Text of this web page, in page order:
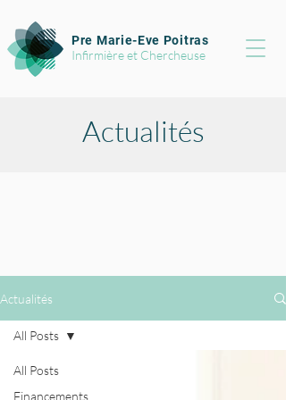
Pre Marie-Eve Poitras
Infirmière et Chercheuse
Actualités
Actualités
All Posts
Financements
All Posts